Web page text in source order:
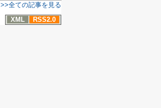
>>全ての記事を見る
XML
RSS2.0